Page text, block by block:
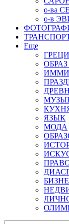
о-ва
о-в
Еще
ЯЗЫК
МОДА